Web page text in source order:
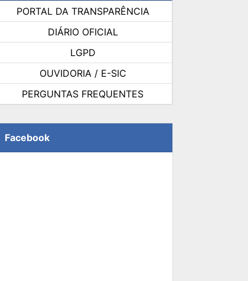
PORTAL DA TRANSPARÊNCIA
DIÁRIO OFICIAL
LGPD
OUVIDORIA / E-SIC
PERGUNTAS FREQUENTES
Facebook